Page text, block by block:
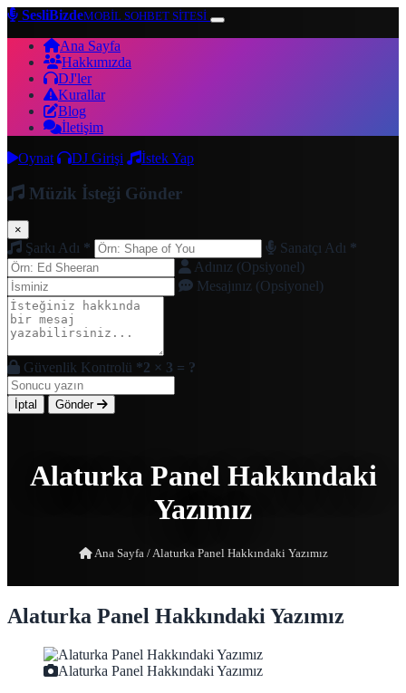
SesliBizdeMOBİL SOHBET SİTESİ
Ana Sayfa
Hakkımızda
DJ'ler
Kurallar
Blog
İletişim
Oynat
DJ Girişi İstek Yap
Müzik İsteği Gönder
×
Şarkı Adı * Sanatçı Adı *
Adınız (Opsiyonel)
Mesajınız (Opsiyonel)
Güvenlik Kontrolü *2 × 3 = ?
İptal Gönder
Alaturka Panel Hakkındaki
Yazımız
Ana Sayfa /Alaturka Panel Hakkındaki Yazımız
Alaturka Panel Hakkındaki Yazımız
Alaturka Panel Hakkındaki Yazımız